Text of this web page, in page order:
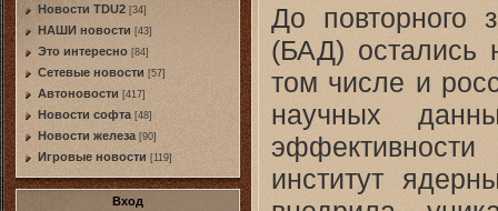
Новости TDU2 [34]
НАШИ новости [43]
Это интересно [84]
Сетевые новости [57]
Автоновости [417]
Новости софта [48]
Новоcти железа [90]
Игровые новости [119]
Вход
До повторного
(БАД) остались
том числе и
научных
институт